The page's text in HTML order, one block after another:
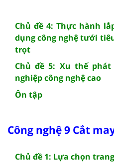
Chủ đề 4: Thực hành
dụng công nghệ tưới
trọt
Chủ đề 5: Xu thế
nghiệp công nghệ cao
Ôn tập
Công nghệ 9 Cắt
Chủ đề 1: Lựa chọn